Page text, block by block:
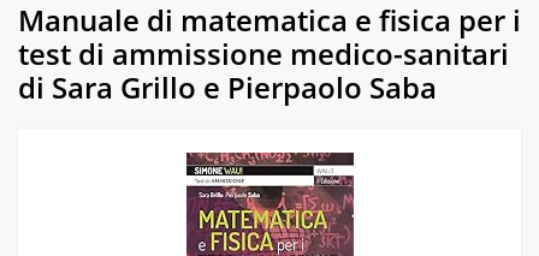
Manuale di matematica e fisica per i
test di ammissione medico-sanitari
di Sara Grillo e Pierpaolo Saba